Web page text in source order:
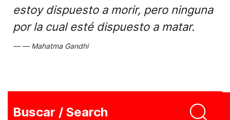
estoy dispuesto a morir, pero ninguna
por la cual esté dispuesto a matar.
Mahatma Gandhi
Buscar / Search